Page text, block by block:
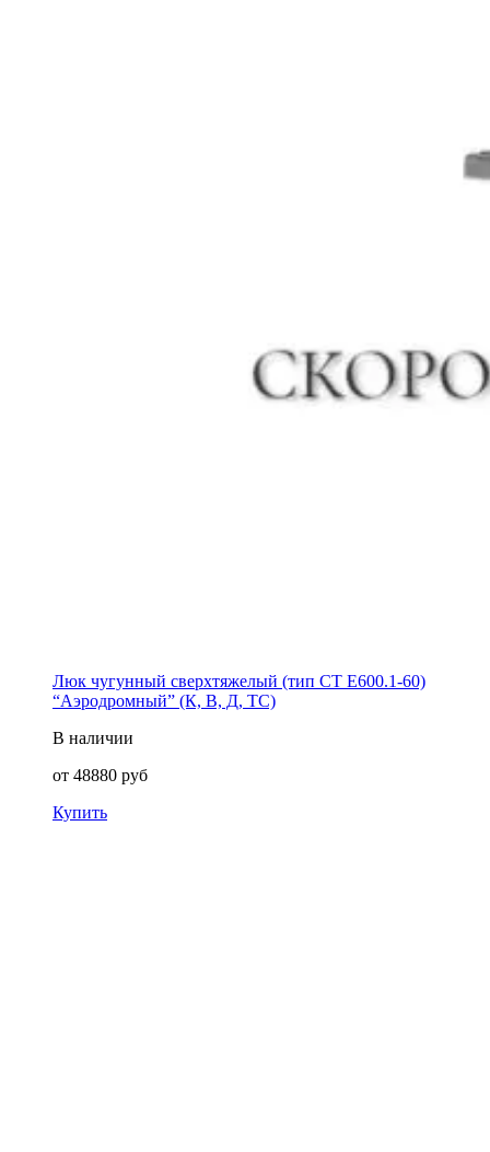
Люк чугунный сверхтяжелый (тип СТ Е600.1-60)
“Аэродромный” (К, В, Д, ТС)
В наличии
от 48880 руб
Купить